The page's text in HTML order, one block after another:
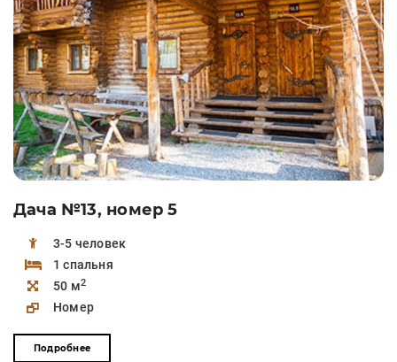
Дача №13, номер 5
3-5 человек
1 спальня
50 м2
Номер
Подробнее